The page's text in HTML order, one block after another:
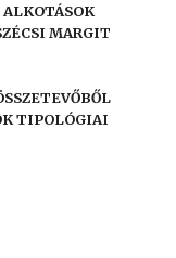
MARGIT
TIPOLÓGIAI